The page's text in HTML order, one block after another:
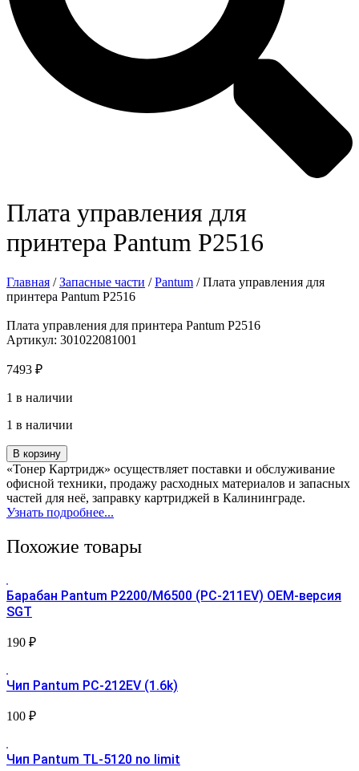
Плата управления для
принтера Pantum P2516
Главная /Запасные части /Pantum / Плата управления для
принтера Pantum P2516
Плата управления для принтера Pantum P2516
Артикул: 301022081001
7493 ₽
1 в наличии
1 в наличии
Количество
товара
Плата
управления
для
Pantum
P2516
В корзину
«Тонер Картридж» осуществляет поставки и обслуживание
офисной техники, продажу расходных материалов и запасных
частей для неё, заправку картриджей в Калининграде.
Узнать подробнее...
Похожие товары
Барабан Pantum P2200/M6500 (PC-211EV) OEM-версия
SGT
190 ₽
Чип Pantum PC-212EV (1.6k)
100 ₽
Чип Pantum TL-5120 no limit